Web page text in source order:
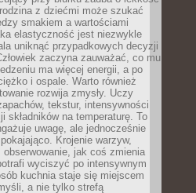
z dziećmi może szukać
smakiem a wartościami
elastyczność jest niezwykle
uniknąć przypadkowych decyzji
zaczyna zauważać, co mu
ma więcej energii, a po
i ospale. Warto również
rozwija zmysły. Uczy
tekstur, intensywności
składników na temperaturę. To
uwagę, ale jednocześnie
Krojenie warzyw,
obserwowanie, jak coś zmienia
wyciszyć po intensywnym
kuchnia staje się miejscem
a nie tylko strefą